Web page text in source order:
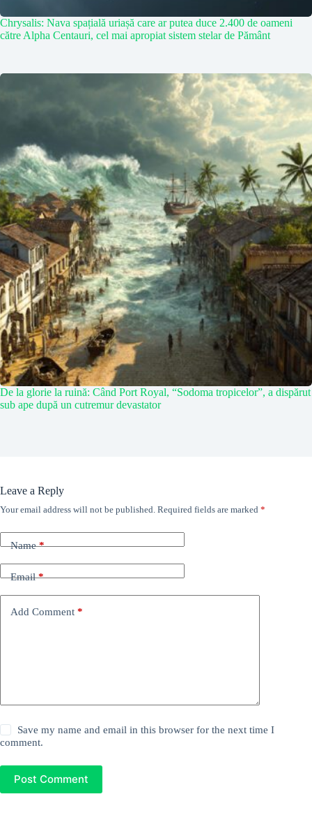
Chrysalis: Nava spațială uriașă care ar putea duce 2.400 de oameni
către Alpha Centauri, cel mai apropiat sistem stelar de Pământ
De la glorie la ruină: Când Port Royal, “Sodoma tropicelor”, a dispărut
sub ape după un cutremur devastator
Leave a Reply
Your email address will not be published. Required fields are marked *
Name*
Email*
Add Comment *
Save my name and email in this browser for the next time I
comment.
Post Comment